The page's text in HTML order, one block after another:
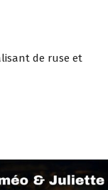
de ruse et